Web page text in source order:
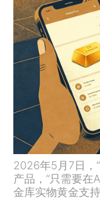
2026年5月7日，
产品，“只需要在
金库实物黄金支